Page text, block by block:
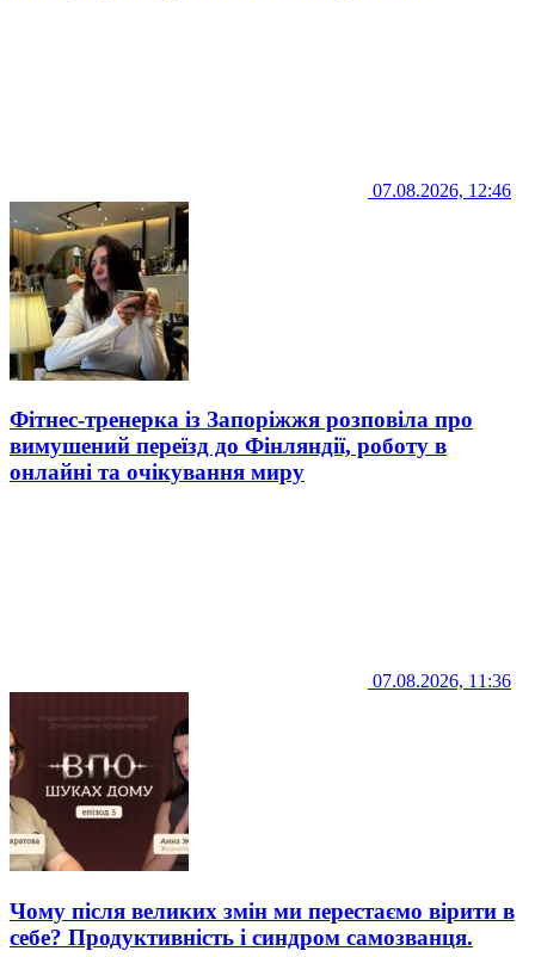
07.08.2026, 12:46
Фітнес-тренерка із Запоріжжя розповіла про
вимушений переїзд до Фінляндії, роботу в
онлайні та очікування миру
07.08.2026, 11:36
Чому після великих змін ми перестаємо вірити в
себе? Продуктивність і синдром самозванця.